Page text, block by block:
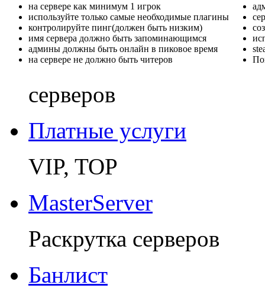
на сервере как минимум 1 игрок
используйте только самые необходимые плагины
контролируйте пинг(должен быть низким)
имя сервера должно быть запоминающимся
админы должны быть онлайн в пиковое время
на сервере не должно быть читеров
серверов
Платные услуги
VIP, TOP
MasterServer
Раскрутка серверов
Банлист